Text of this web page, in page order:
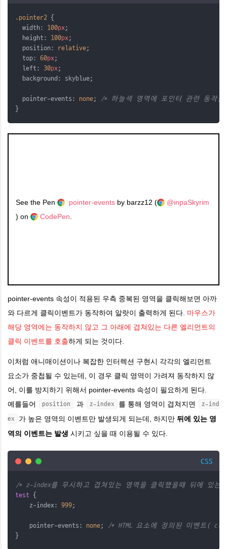
.pointer2 {
  width:
100px;
  height:
100px;
  position:
relative;
  top:
60px;
  left:
30px;
  background: skyblue;
  pointer-events:
none;
/* 하늘색 영역에 포인터 관련 동작
}
See the Pen pointer-events by barzz12 (
@inpaSkyrim
) on
CodePen
pointer-events 속성이 적용된 우측 중복된 영역을 클릭해보면 아까
와 다르게 클릭이벤트가 동작하여 알랏이 출력하게 된다. 마우스가
해당 영역에는 동작하지 않고 그 아래에 겹쳐있는 다른 엘리먼트의
클릭 이벤트를 호출하게 되는 것이다.
이처럼 애니매이션이나 복잡한 인터렉션 구현시 각각의 엘리먼트
요소가 중첩될 수 있는데, 이 경우 클릭 영역이 가려져 동작하지 않
어, 이를 방지하기 위해서 pointer-events 속성이 필요하게 된다.
예를들어
position 과 z-index 를 통해 영역이 겹쳐지면 z-ind
ex 가 높은 영역의 이벤트만 발생되게 되는데, 하지만 뒤에 있는 영
역의 이벤트는 발생 시키고 싶을 때 이용될 수 있다.
CSS
/* z-index를 무시하고 겹쳐있는 영역을 클릭했을때 뒤에 있
test {
    z-index:
999;
    pointer-events:
none;
/* HTML 요소에 정의된 이벤트(
}